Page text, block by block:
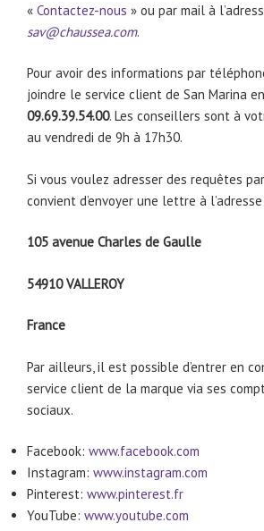
« Contactez-nous » ou par mail à
sav@chaussea.com.
Pour avoir des informations par
joindre le service client de San Marina
09.69.39.54.00. Les conseillers sont à
au vendredi de 9h à 17h30.
Si vous voulez adresser des requêtes
convient d’envoyer une lettre à
105 avenue Charles de Gaulle
54910 VALLEROY
France
Par ailleurs, il est possible d’entrer en
service client de la marque via ses
sociaux.
Facebook: www.facebook.com
Instagram: www.instagram.com
Pinterest: www.pinterest.fr
YouTube: www.youtube.com